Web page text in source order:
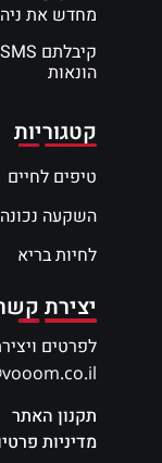
מחדש את
הונאות
קטגוריות
טיפים לחיים
השקעה נכונה
לחיות בריא
יצירת
לפרטים
תקנון האתר
מדיניות